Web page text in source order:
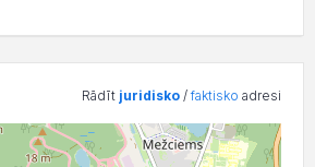
Rādīt juridisko /faktisko adresi